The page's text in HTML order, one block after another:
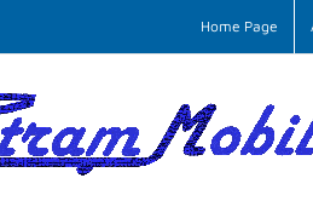
Home Page